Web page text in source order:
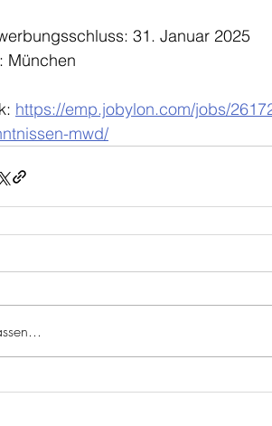
31. Januar 2025
München
https://emp.jobylon.com/jobs/
mwd/